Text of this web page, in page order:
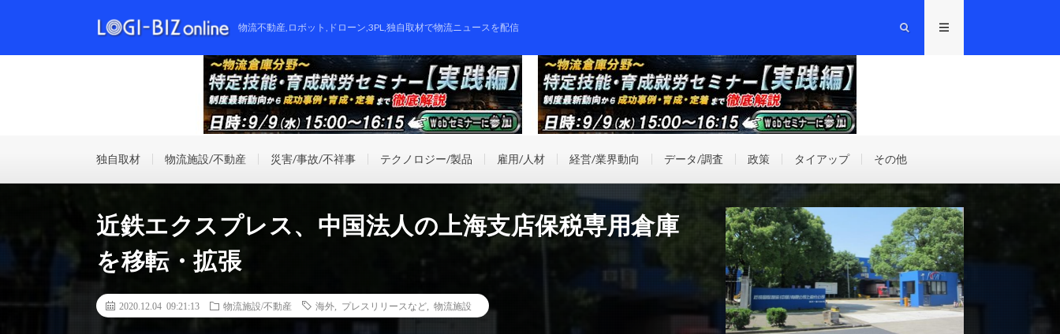
物流不動産,ロボット,ドローン,3PL,独自取材で物流ニュースを配信
独自取材 物流施設/不動産 災害/事故/不祥事 テクノロジー/製品 雇用/人材 経営/業界動向 データ/調査 政策 タイアップ その他
近鉄エクスプレス、中国法人の上海支店保税専用倉庫
を移転・拡張
2020.12.04 09:21:13 物流施設/不動産 海外 プレスリリースなど 物流施設